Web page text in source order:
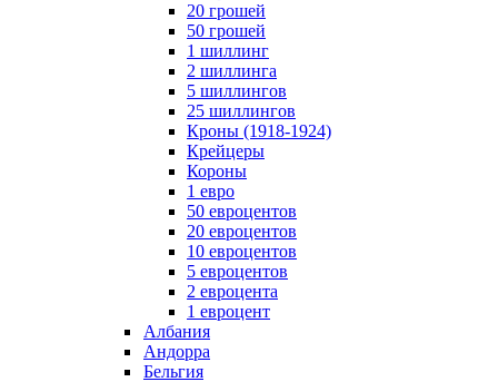
20 грошей
50 грошей
1 шиллинг
2 шиллинга
5 шиллингов
25 шиллингов
Кроны (1918-1924)
Крейцеры
Короны
1 евро
50 евроцентов
20 евроцентов
10 евроцентов
5 евроцентов
2 евроцента
1 евроцент
Албания
Андорра
Бельгия